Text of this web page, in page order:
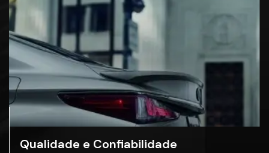
Qualidade e Confiabilidade